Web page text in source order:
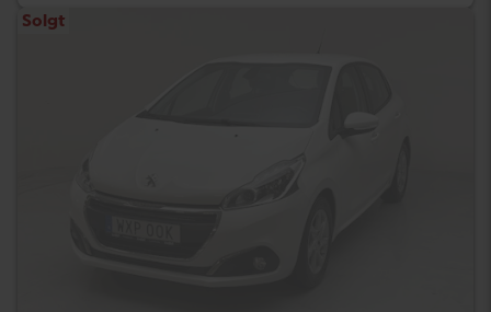
Solgt